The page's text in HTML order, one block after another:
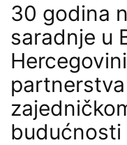
30 godina
saradnje u
budućnosti